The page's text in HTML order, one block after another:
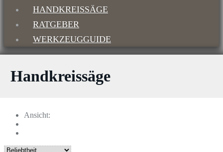
HANDKREISSÄGE
RATGEBER
WERKZEUGGUIDE
Handkreissäge
Ansicht: